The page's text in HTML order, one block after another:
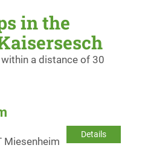
in the
a distance of 30
Details
Miesenheim